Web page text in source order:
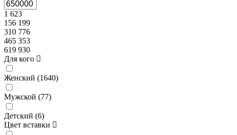
1 623
156 199
310 776
465 353
619 930
Для кого
Женский (1640)
Мужской (77)
Детский (6)
Цвет вставки